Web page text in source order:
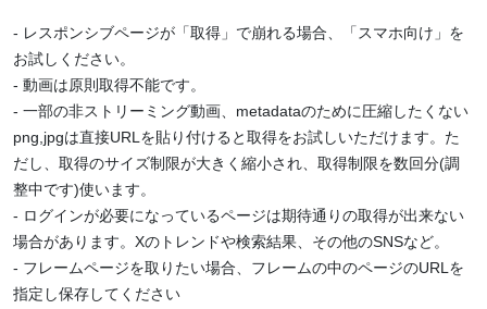
- レスポンシブページが「取得」で崩れる場合、「スマホ向け」を
お試しください。
- 動画は原則取得不能です。
- 一部の非ストリーミング動画、metadataのために圧縮したくない
png,jpgは直接URLを貼り付けると取得をお試しいただけます。た
だし、取得のサイズ制限が大きく縮小され、取得制限を数回分(調
整中です)使います。
- ログインが必要になっているページは期待通りの取得が出来ない
場合があります。Xのトレンドや検索結果、その他のSNSなど。
- フレームページを取りたい場合、フレームの中のページのURLを
指定し保存してください